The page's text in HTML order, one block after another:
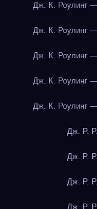
Дж. К. Роулинг —
Дж. К. Роулинг —
Дж. К. Роулинг —
Дж. К. Роулинг —
Дж. К. Роулинг —
Дж. Р.
Дж. Р.
Дж. Р.
Дж. Р.